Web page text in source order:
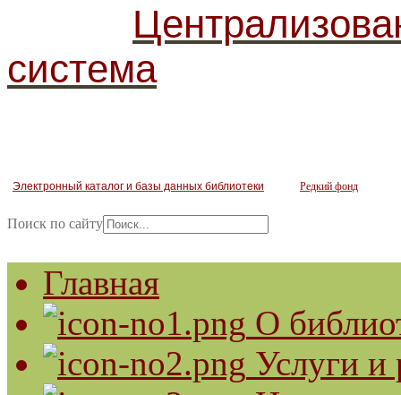
система
Электронный каталог и базы данных библиотеки Редкий фонд
Поиск по сайту
Главная
О
Услуги и